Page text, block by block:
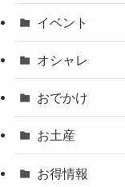
イベント
オシャレ
おでかけ
お土産
お得情報